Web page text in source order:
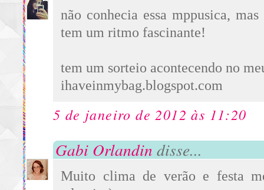
não conhecia essa mppusica,
tem um ritmo fascinante!
tem um sorteio acontecendo no
ihaveinmybag.blogspot.com
5 de janeiro de 2012 às 11:20
Gabi Orlandin disse...
Muito clima de verão e festa